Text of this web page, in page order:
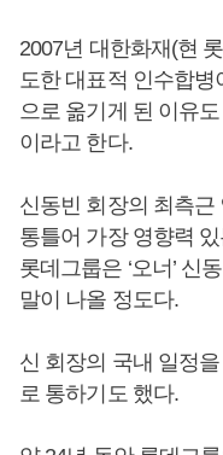
2007년 대한화재(현
도한 대표적 인수합
으로 옮기게 된 이유
이라고 한다.
신동빈 회장의 최측
통틀어 가장 영향력
롯데그룹은 ‘오너’ 신
말이 나올 정도다.
신 회장의 국내 일정
로 통하기도 했다.